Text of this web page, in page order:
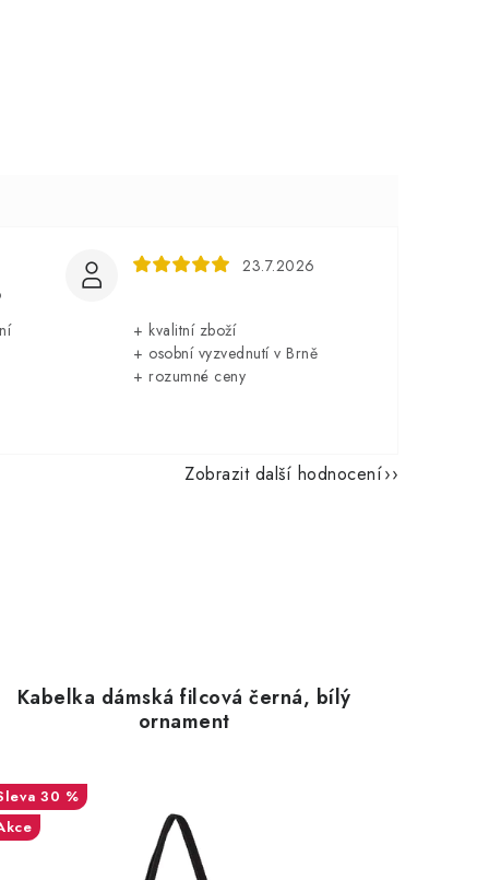
23.7.2026
+ kvalitní zboží
+ osobní vyzvednutí v Brně
+ rozumné ceny
Zobrazit další hodnocení
Kabelka dámská filcová černá, bílý
ornament
30 %